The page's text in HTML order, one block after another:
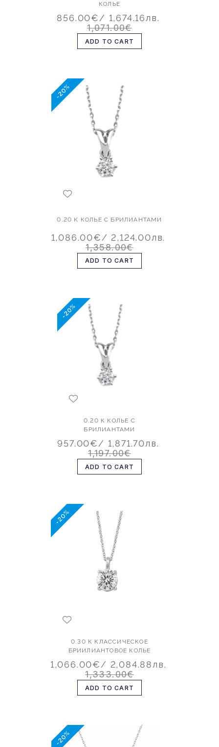
КОЛЬЕ
856.00€/ 1,674.16лв.
1,071.00€
ADD TO CART
-20%
0.20 K КОЛЬЕ С БРИЛИАНТАМИ
1,086.00€/ 2,124.00лв.
1,358.00€
ADD TO CART
-20%
0.20 К КОЛЬЕ С
БРИЛИАНТАМИ
957.00€/ 1,871.70лв.
1,197.00€
ADD TO CART
-20%
0.30 К КЛАССИЧЕСКОЕ
БРИИЛИАНТОВОЕ КОЛЬЕ
1,066.00€/ 2,084.88лв.
1,333.00€
ADD TO CART
-20%